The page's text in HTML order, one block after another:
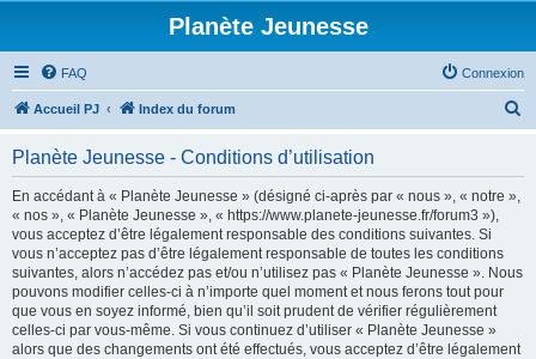
Planète Jeunesse
FAQ Connexion
Accueil PJ Index du forum
Planète Jeunesse - Conditions d’utilisation
En accédant à « Planète Jeunesse » (désigné ci-après par « nous », « notre »,
« nos », « Planète Jeunesse », « https://www.planete-jeunesse.fr/forum3 »),
vous acceptez d’être légalement responsable des conditions suivantes. Si
vous n’acceptez pas d’être légalement responsable de toutes les conditions
suivantes, alors n’accédez pas et/ou n’utilisez pas « Planète Jeunesse ». Nous
pouvons modifier celles-ci à n’importe quel moment et nous ferons tout pour
que vous en soyez informé, bien qu’il soit prudent de vérifier régulièrement
celles-ci par vous-même. Si vous continuez d’utiliser « Planète Jeunesse »
alors que des changements ont été effectués, vous acceptez d’être légalement